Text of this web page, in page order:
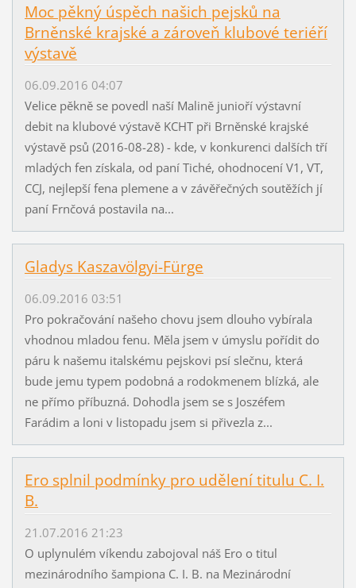
Moc pěkný úspěch našich pejsků na
Brněnské krajské a zároveň klubové teriéří
výstavě
06.09.2016 04:07
Velice pěkně se povedl naší Malině junioří výstavní
debit na klubové výstavě KCHT při Brněnské krajské
výstavě psů (2016-08-28) - kde, v konkurenci dalších tří
mladých fen získala, od paní Tiché, ohodnocení V1, VT,
CCJ, nejlepší fena plemene a v závěřečných soutěžích jí
paní Frnčová postavila na...
Gladys Kaszavölgyi-Fürge
06.09.2016 03:51
Pro pokračování našeho chovu jsem dlouho vybírala
vhodnou mladou fenu. Měla jsem v úmyslu pořídit do
páru k našemu italskému pejskovi psí slečnu, která
bude jemu typem podobná a rodokmenem blízká, ale
ne přímo příbuzná. Dohodla jsem se s Joszéfem
Farádim a loni v listopadu jsem si přivezla z...
Ero splnil podmínky pro udělení titulu C. I.
B.
21.07.2016 21:23
O uplynulém víkendu zabojoval náš Ero o titul
mezinárodního šampiona C. I. B. na Mezinárodní